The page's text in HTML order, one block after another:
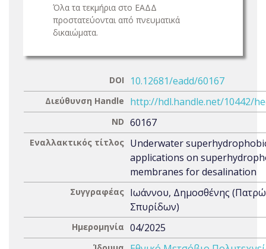
Όλα τα τεκμήρια στο ΕΑΔΔ
προστατεύονται από πνευματικά
δικαιώματα.
DOI 10.12681/eadd/60167
Διεύθυνση Handle http://hdl.handle.net/10442/
ND 60167
Εναλλακτικός τίτλος Underwater
applications on
membranes for desalination
Συγγραφέας Ιωάννου, Δημοσθένης
Σπυρίδων)
Ημερομηνία 04/2025